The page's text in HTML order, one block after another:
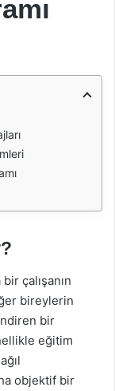
çalışanın
bireylerin
bir
eğitim
objektif bir